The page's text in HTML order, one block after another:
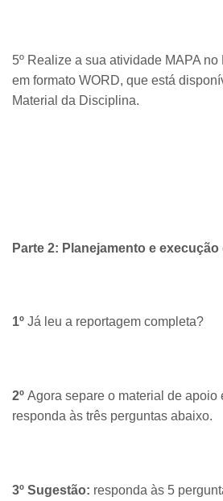
5º Realize a sua atividade MAPA
em formato WORD, que está
Material da Disciplina.
Parte 2: Planejamento e
1º Já leu a reportagem completa?
2º Agora separe o material de apoio
responda às três perguntas abaixo.
3º Sugestão: responda às 5